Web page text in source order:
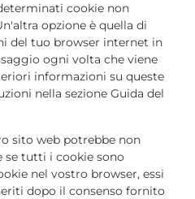
cookie non
opzione è quella di
del tuo browser internet in
ogni volta che viene
informazioni su queste
nella sezione Guida del
sito web potrebbe non
tutti i cookie sono
nel vostro browser, essi
dopo il consenso fornito